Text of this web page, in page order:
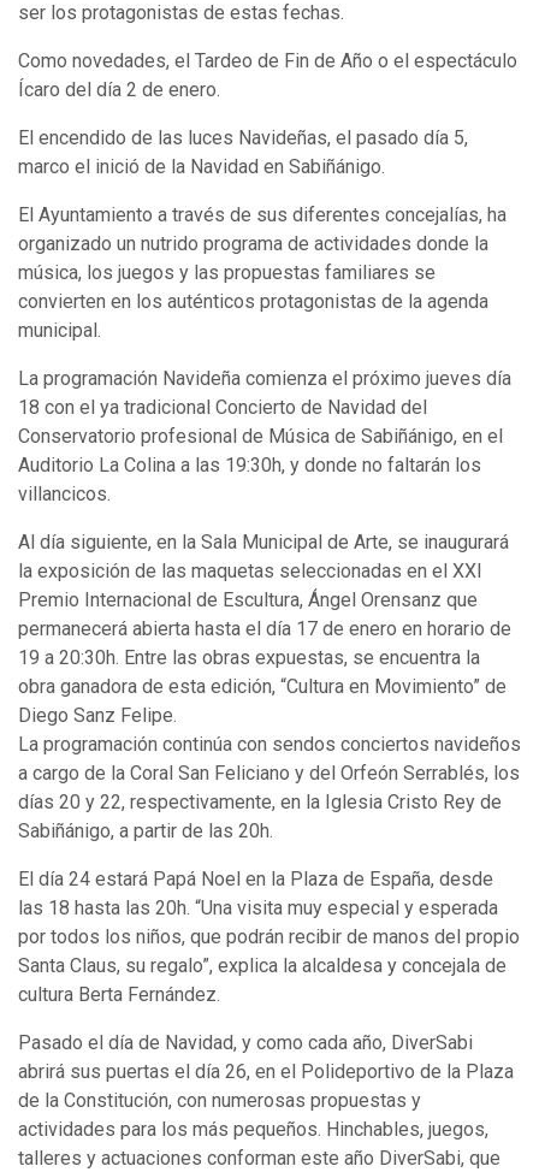
ser los protagonistas de estas fechas.
Como novedades, el Tardeo de Fin de Año o el espectáculo
Ícaro del día 2 de enero.
El encendido de las luces Navideñas, el pasado día 5,
marco el inició de la Navidad en Sabiñánigo.
El Ayuntamiento a través de sus diferentes concejalías, ha
organizado un nutrido programa de actividades donde la
música, los juegos y las propuestas familiares se
convierten en los auténticos protagonistas de la agenda
municipal.
La programación Navideña comienza el próximo jueves día
18 con el ya tradicional Concierto de Navidad del
Conservatorio profesional de Música de Sabiñánigo, en el
Auditorio La Colina a las 19:30h, y donde no faltarán los
villancicos.
Al día siguiente, en la Sala Municipal de Arte, se inaugurará
la exposición de las maquetas seleccionadas en el XXI
Premio Internacional de Escultura, Ángel Orensanz que
permanecerá abierta hasta el día 17 de enero en horario de
19 a 20:30h. Entre las obras expuestas, se encuentra la
obra ganadora de esta edición, “Cultura en Movimiento” de
Diego Sanz Felipe.
La programación continúa con sendos conciertos navideños
a cargo de la Coral San Feliciano y del Orfeón Serrablés, los
días 20 y 22, respectivamente, en la Iglesia Cristo Rey de
Sabiñánigo, a partir de las 20h.
El día 24 estará Papá Noel en la Plaza de España, desde
las 18 hasta las 20h. “Una visita muy especial y esperada
por todos los niños, que podrán recibir de manos del propio
Santa Claus, su regalo”, explica la alcaldesa y concejala de
cultura Berta Fernández.
Pasado el día de Navidad, y como cada año, DiverSabi
abrirá sus puertas el día 26, en el Polideportivo de la Plaza
de la Constitución, con numerosas propuestas y
actividades para los más pequeños. Hinchables, juegos,
talleres y actuaciones conforman este año DiverSabi, que